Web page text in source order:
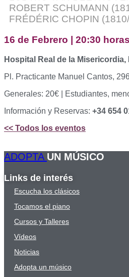
ROBERT SCHUMANN
FRÉDÉRIC CHOPIN
16 de Febrero | 20:30 horas
Hospital Real de la Misericordia,
Pl. Practicante Manuel Cantos,
Generales: 20€ | Estudiantes,
Información y Reservas: +34 654
<< Todos los eventos
ADOPTA UN MÚSICO
Links de interés
Escucha los clásicos
Tocamos el piano
Cursos y Talleres
Vídeos
Noticias
Adopta un músico